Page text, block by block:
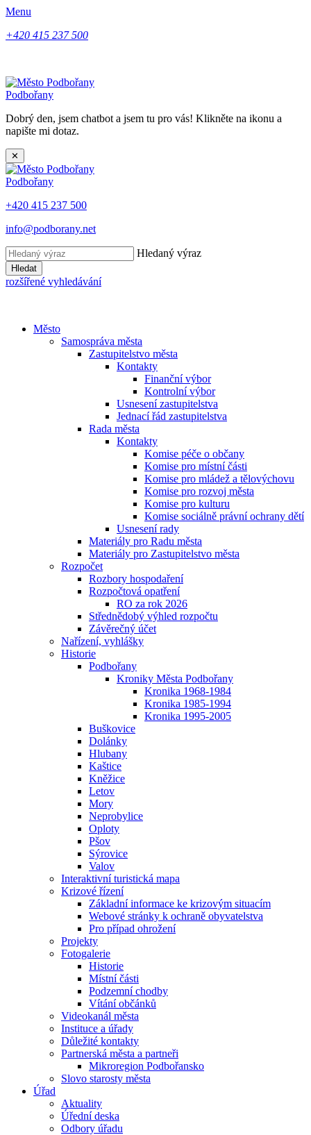
Menu
+420 415 237 500
Podbořany
Dobrý den, jsem chatbot a jsem tu pro vás! Klikněte na ikonu a
napište mi dotaz.
✕
Podbořany
+420 415 237 500
info@podborany.net
Hledaný výraz
Hledat
rozšířené vyhledávání
Město
Samospráva města
Zastupitelstvo města
Kontakty
Finanční výbor
Kontrolní výbor
Usnesení zastupitelstva
Jednací řád zastupitelstva
Rada města
Kontakty
Komise péče o občany
Komise pro místní části
Komise pro mládež a tělovýchovu
Komise pro rozvoj města
Komise pro kulturu
Komise sociálně právní ochrany dětí
Usnesení rady
Materiály pro Radu města
Materiály pro Zastupitelstvo města
Rozpočet
Rozbory hospodaření
Rozpočtová opatření
RO za rok 2026
Střednědobý výhled rozpočtu
Závěrečný účet
Nařízení, vyhlášky
Historie
Podbořany
Kroniky Města Podbořany
Kronika 1968-1984
Kronika 1985-1994
Kronika 1995-2005
Buškovice
Dolánky
Hlubany
Kaštice
Kněžice
Letov
Mory
Neprobylice
Oploty
Pšov
Sýrovice
Valov
Interaktivní turistická mapa
Krizové řízení
Základní informace ke krizovým situacím
Webové stránky k ochraně obyvatelstva
Pro případ ohrožení
Projekty
Fotogalerie
Historie
Místní části
Podzemní chodby
Vítání občánků
Videokanál města
Instituce a úřady
Důležité kontakty
Partnerská města a partneři
Mikroregion Podbořansko
Slovo starosty města
Úřad
Aktuality
Úřední deska
Odbory úřadu